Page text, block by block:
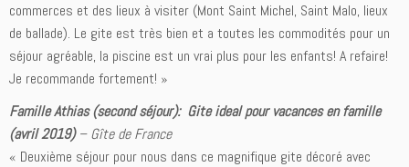
commerces et des lieux à visiter (Mont Saint Michel, Saint Malo, lieux
de ballade). Le gite est très bien et a toutes les commodités pour un
séjour agréable, la piscine est un vrai plus pour les enfants! A refaire!
Je recommande fortement! »
Famille Athias (second séjour): Gite ideal pour vacances en famille
(avril 2019)–Gîte de France
« Deuxième séjour pour nous dans ce magnifique gite décoré avec